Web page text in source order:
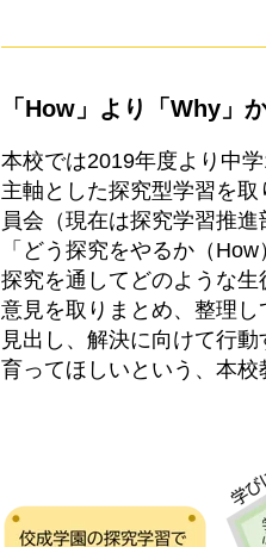
「How」より「Why」
本校では2019年度より中
主軸とした探究型学習を
員会（現在は探究学習推
「どう探究をやるか（
探究を通してどのような
意見を取りまとめ、整理
見出し、解決に向けて行
育ってほしいという、本校